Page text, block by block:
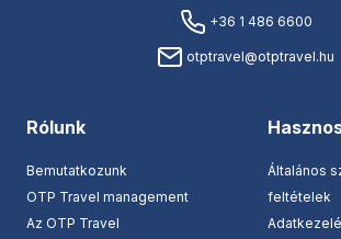
+36 1 486 6600
otptravel@otptravel.hu
Rólunk
Bemutatkozunk
OTP Travel management
Az OTP Travel
Általános
feltételek